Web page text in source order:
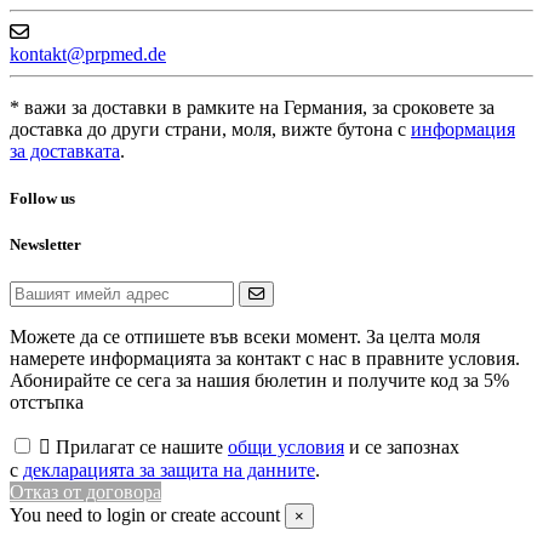
kontakt@prpmed.de
* важи за доставки в рамките на Германия, за сроковете за
доставка до други страни, моля, вижте бутона с информация
за доставката.
Follow us
Newsletter
Можете да се отпишете във всеки момент. За целта моля
намерете информацията за контакт с нас в правните условия.
Абонирайте се сега за нашия бюлетин и получите код за 5%
отстъпка
 Прилагат се нашите общи условия и се запознах
с декларацията за защита на данните.
Отказ от договора
You need to login or create account
×